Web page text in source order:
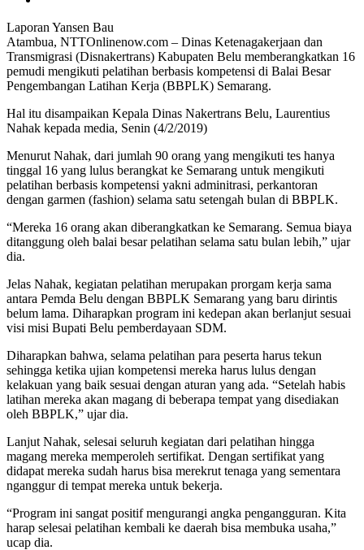
Laporan Yansen Bau
Atambua, NTTOnlinenow.com – Dinas Ketenagakerjaan dan
Transmigrasi (Disnakertrans) Kabupaten Belu memberangkatkan 16
pemudi mengikuti pelatihan berbasis kompetensi di Balai Besar
Pengembangan Latihan Kerja (BBPLK) Semarang.
Hal itu disampaikan Kepala Dinas Nakertrans Belu, Laurentius
Nahak kepada media, Senin (4/2/2019)
Menurut Nahak, dari jumlah 90 orang yang mengikuti tes hanya
tinggal 16 yang lulus berangkat ke Semarang untuk mengikuti
pelatihan berbasis kompetensi yakni adminitrasi, perkantoran
dengan garmen (fashion) selama satu setengah bulan di BBPLK.
“Mereka 16 orang akan diberangkatkan ke Semarang. Semua biaya
ditanggung oleh balai besar pelatihan selama satu bulan lebih,” ujar
dia.
Jelas Nahak, kegiatan pelatihan merupakan prorgam kerja sama
antara Pemda Belu dengan BBPLK Semarang yang baru dirintis
belum lama. Diharapkan program ini kedepan akan berlanjut sesuai
visi misi Bupati Belu pemberdayaan SDM.
Diharapkan bahwa, selama pelatihan para peserta harus tekun
sehingga ketika ujian kompetensi mereka harus lulus dengan
kelakuan yang baik sesuai dengan aturan yang ada. “Setelah habis
latihan mereka akan magang di beberapa tempat yang disediakan
oleh BBPLK,” ujar dia.
Lanjut Nahak, selesai seluruh kegiatan dari pelatihan hingga
magang mereka memperoleh sertifikat. Dengan sertifikat yang
didapat mereka sudah harus bisa merekrut tenaga yang sementara
nganggur di tempat mereka untuk bekerja.
“Program ini sangat positif mengurangi angka pengangguran. Kita
harap selesai pelatihan kembali ke daerah bisa membuka usaha,”
ucap dia.